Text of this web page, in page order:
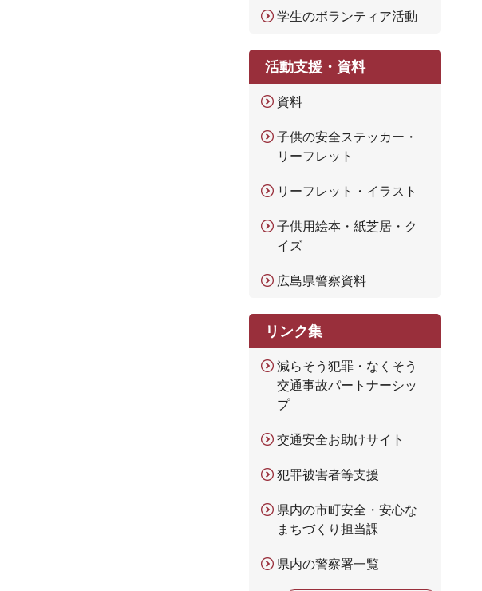
学生のボランティア活動
活動支援・資料
資料
子供の安全ステッカー・
リーフレット
リーフレット・イラスト
子供用絵本・紙芝居・ク
イズ
広島県警察資料
リンク集
減らそう犯罪・なくそう
交通事故パートナーシッ
プ
交通安全お助けサイト
犯罪被害者等支援
県内の市町安全・安心な
まちづくり担当課
県内の警察署一覧